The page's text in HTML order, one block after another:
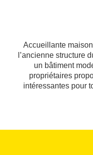
Accueillante
l’ancienne structure
un bâtiment
propriétaires
intéressantes pour